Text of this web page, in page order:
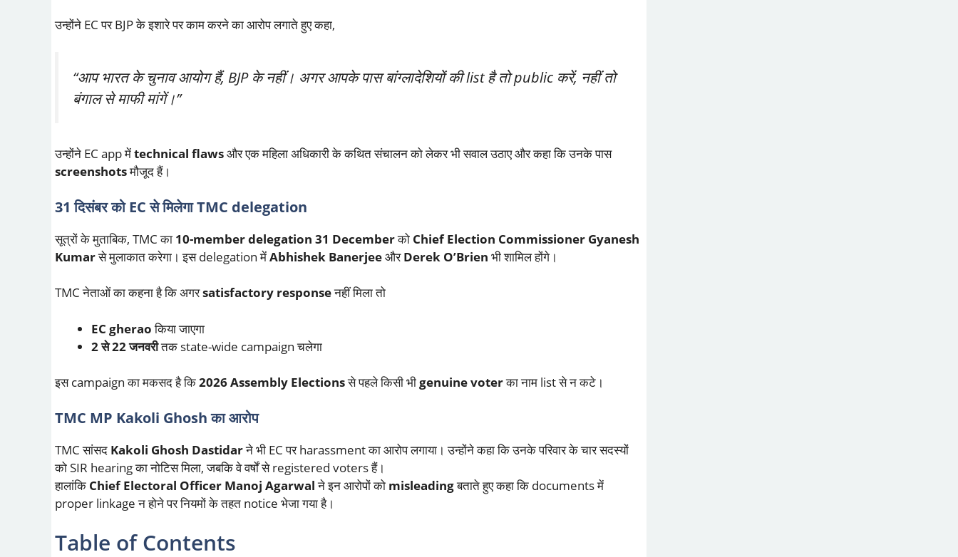
उन्होंने EC पर BJP के इशारे पर काम करने का आरोप लगाते हुए कहा,
“आप भारत के चुनाव आयोग हैं, BJP के नहीं। अगर आपके पास बांग्लादेशियों की list है तो public करें, नहीं तो
बंगाल से माफी मांगें।”
उन्होंने EC app मेंtechnical flawsऔर एक महिला अधिकारी के कथित संचालन को लेकर भी सवाल उठाए और कहा कि उनके पास
screenshotsमौजूद हैं।
31 दिसंबर को EC से मिलेगा TMC delegation
सूत्रों के मुताबिक, TMC का 10-member delegation 31 Decemberको Chief Election Commissioner Gyanesh
Kumarसे मुलाकात करेगा। इस delegation मेंAbhishek BanerjeeऔरDerek O’Brien भी शामिल होंगे।
TMC नेताओं का कहना है कि अगरsatisfactory responseनहीं मिला तो
EC gheraoकिया जाएगा
2 से 22 जनवरीतक state-wide campaign चलेगा
इस campaign का मकसद है कि2026 Assembly Electionsसे पहले किसी भीgenuine voterका नाम list से न कटे।
TMC MP Kakoli Ghosh का आरोप
TMC सांसद Kakoli Ghosh Dastidarने भी EC पर harassment का आरोप लगाया। उन्होंने कहा कि उनके परिवार के चार सदस्यों
को SIR hearing का नोटिस मिला, जबकि वे वर्षों से registered voters हैं।
हालांकि Chief Electoral Officer Manoj Agarwalने इन आरोपों को misleadingबताते हुए कहा कि documents में
proper linkage न होने पर नियमों के तहत notice भेजा गया है।
Table of Contents